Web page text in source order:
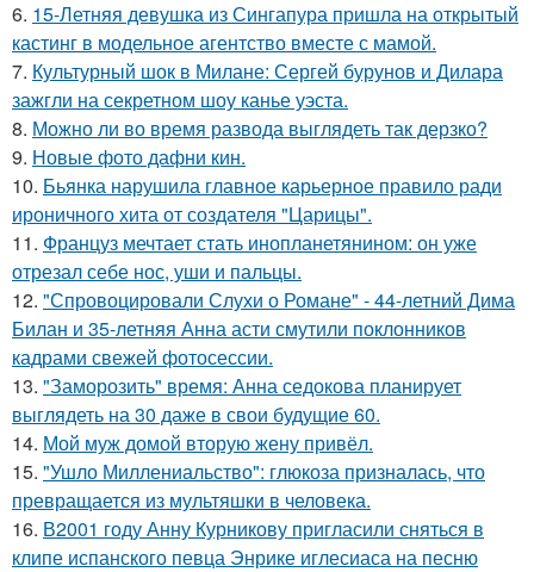
6. 15-Летняя девушка из Сингапура пришла на открытый
кастинг в модельное агентство вместе с мамой.
7. Культурный шок в Милане: Сергей бурунов и Дилара
зажгли на секретном шоу канье уэста.
8. Можно ли во время развода выглядеть так дерзко?
9. Новые фото дафни кин.
10. Бьянка нарушила главное карьерное правило ради
ироничного хита от создателя "Царицы".
11. Француз мечтает стать инопланетянином: он уже
отрезал себе нос, уши и пальцы.
12. "Спровоцировали Слухи о Романе" - 44-летний Дима
Билан и 35-летняя Анна асти смутили поклонников
кадрами свежей фотосессии.
13. "Заморозить" время: Анна седокова планирует
выглядеть на 30 даже в свои будущие 60.
14. Мой муж домой вторую жену привёл.
15. "Ушло Миллениальство": глюкоза призналась, что
превращается из мультяшки в человека.
16. В2001 году Анну Курникову пригласили сняться в
клипе испанского певца Энрике иглесиаса на песню